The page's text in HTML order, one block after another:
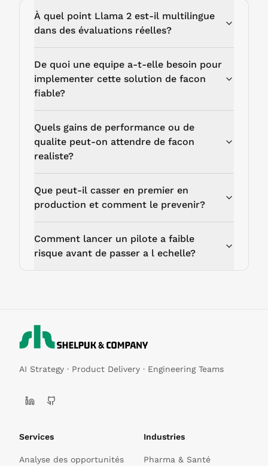
À quel point Llama 2 est-il multilingue
dans des évaluations réelles?
De quoi une equipe a-t-elle besoin pour
implementer cette solution de facon
fiable?
Quels gains de performance ou de
qualite peut-on attendre de facon
realiste?
Que peut-il casser en premier en
production et comment le prevenir?
Comment lancer un pilote a faible
risque avant de passer a l echelle?
AI Strategy · Product Delivery · Engineering Teams
Services
Analyse des opportunités
Industries
Pharma & Santé